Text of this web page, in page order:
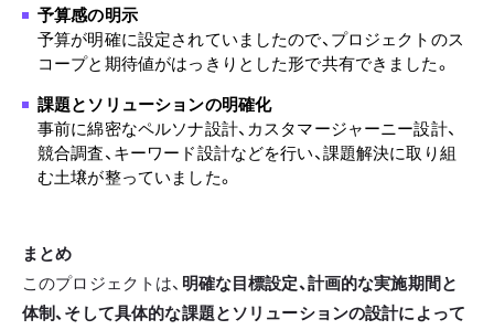
予算感の明示
予算が明確に設定されていましたので、プロジェクトのス
コープと期待値がはっきりとした形で共有できました。
課題とソリューションの明確化
事前に綿密なペルソナ設計、カスタマージャーニー設計、
競合調査、キーワード設計などを行い、課題解決に取り組
む土壌が整っていました。
まとめ
このプロジェクトは、 明確な目標設定、計画的な実施期間と
体制、そして具体的な課題とソリューションの設計によって